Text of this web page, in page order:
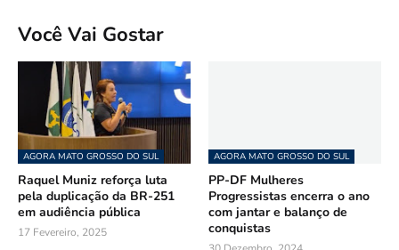
Você Vai Gostar
AGORA MATO GROSSO DO SUL
Raquel Muniz reforça luta
pela duplicação da BR-251
em audiência pública
17 Fevereiro, 2025
AGORA MATO GROSSO DO SUL
PP-DF Mulheres
Progressistas encerra o ano
com jantar e balanço de
conquistas